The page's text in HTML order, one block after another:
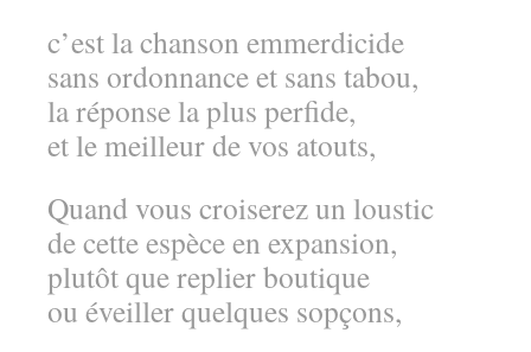
c’est la chanson emmerdicide
sans ordonnance et sans tabou,
la réponse la plus perfide,
et le meilleur de vos atouts,
Quand vous croiserez un loustic
de cette espèce en expansion,
plutôt que replier boutique
ou éveiller quelques sopçons,